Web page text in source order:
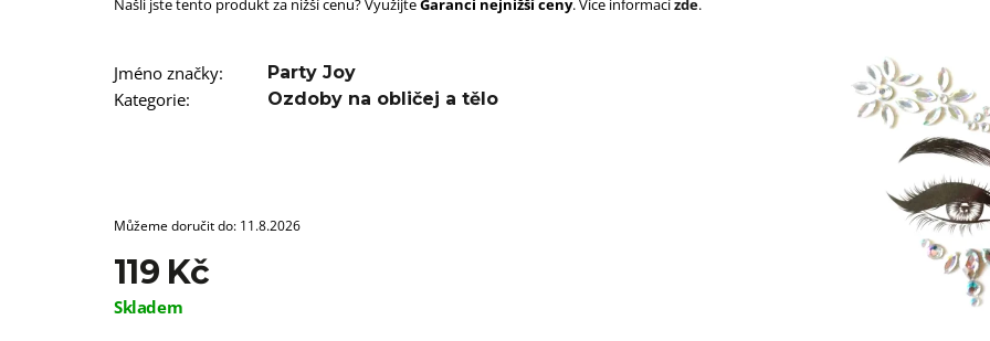
Našli jste tento produkt za nižší cenu? VyužijteGaranci nejnižší ceny. Více informacízde.
Jméno značky: Party Joy
Kategorie: Ozdoby na obličej a tělo
Můžeme doručit do: 11.8.2026
119 Kč
Měrná
Skladem
Původně:149 Kč